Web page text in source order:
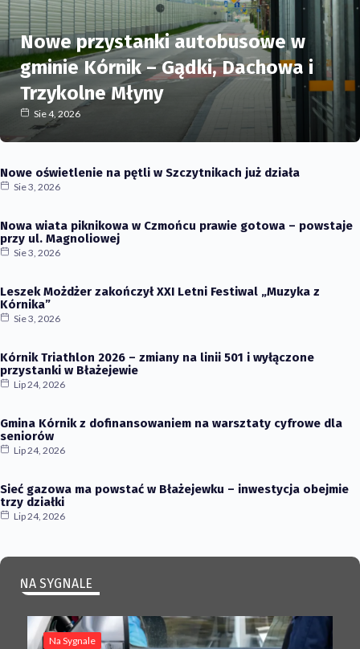
Nowe przystanki autobusowe w
gminie Kórnik – Gądki, Dachowa i
Trzykolne Młyny
Sie 4, 2026
Nowe oświetlenie na pętli w Szczytnikach już działa
Sie 3, 2026
Nowa wiata piknikowa w Czmońcu prawie gotowa – powstaje
przy ul. Magnoliowej
Sie 3, 2026
Leszek Możdżer zakończył XXI Letni Festiwal „Muzyka z
Kórnika”
Sie 3, 2026
Kórnik Triathlon 2026 – zmiany na linii 501 i wyłączone
przystanki w Błażejewie
Lip 24, 2026
Gmina Kórnik z dofinansowaniem na warsztaty cyfrowe dla
seniorów
Lip 24, 2026
Sieć gazowa ma powstać w Błażejewku – inwestycja obejmie
trzy działki
Lip 24, 2026
NA SYGNALE
Na Sygnale